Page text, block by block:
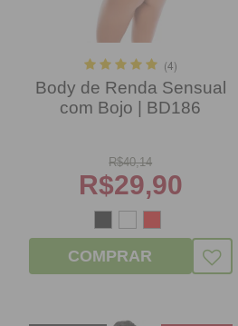
(4)
Body de Renda Sensual
com Bojo | BD186
R$40,14
R$29,90
COMPRAR